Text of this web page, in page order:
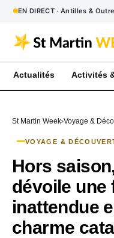
EN DIRECT · Antilles &
Actualités Activités
St Martin Week Voyage &
VOYAGE &
Hors
dévoile une
inattendue
charme